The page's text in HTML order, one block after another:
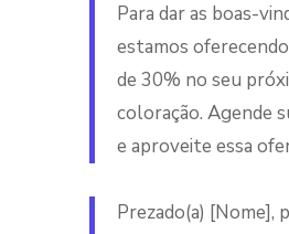
Para dar as boas-
estamos
de 30% no seu
coloração. Agende
e aproveite essa
Prezado(a) [Nome],